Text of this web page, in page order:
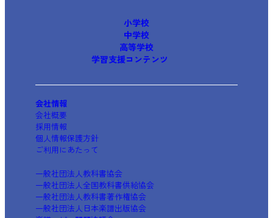
小学校
中学校
高等学校
学習支援コンテンツ
会社情報
会社概要
採用情報
個人情報保護方針
ご利用にあたって
一般社団法人教科書協会
一般社団法人全国教科書供給協会
一般社団法人教科書著作権協会
一般社団法人日本楽譜出版協会